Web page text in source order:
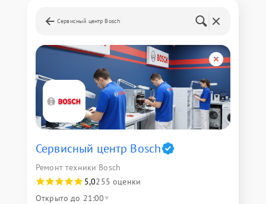
Сервисный центр Bosch
Сервисный центр Bosch
Ремонт техники Bosch
5,0255 оценки
Открыто до 21:00